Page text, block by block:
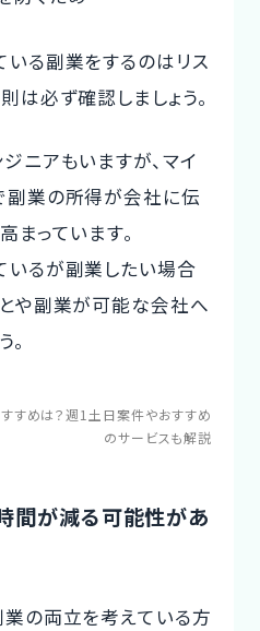
る副業をするのはリス
は必ず確認しましょう。
ニアもいますが、マイ
副業の所得が会社に伝
まっています。
るが副業したい場合
や副業が可能な会社へ
すめは？週1土日案件やおすすめ
のサービスも解説
間が減る可能性があ
の両立を考えている方